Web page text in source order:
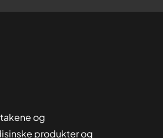
og
produkter og